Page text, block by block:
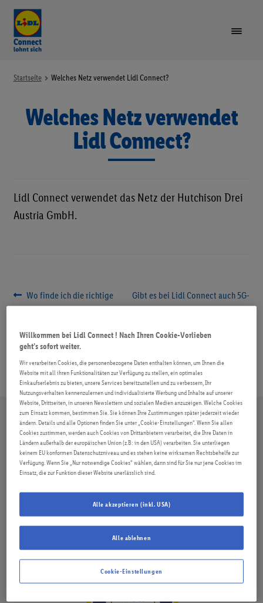
VORTEILE
TARIFE & GERÄTE
SIM-KARTE REGISTRIEREN
Startseite Welches Netz verwendet Lidl Connect?
Welches Netz verwendet
Lidl Connect?
Lidl Connect verwendet das Netz der Hutchison Drei
Austria GmbH.
Beitragsnavigation
Vorheriger
Beitrag:
Wo finde ich die richtige
Nächster
Beitrag:
Gibt es bei Lidl Connect auch 5G-
Willkommen bei Lidl Connect ! Nach Ihren Cookie-Vorlieben
geht’s sofort weiter.
Wir verarbeiten Cookies, die personenbezogene Daten enthalten können, um Ihnen die
Website mit all ihren Funktionalitäten zur Verfügung zu stellen, ein optimales
Einkaufserlebnis zu bieten, unsere Services bereitzustellen und zu verbessern, Ihr
Nutzungsverhalten kennenzulernen und individualisierte Werbung und Inhalte auf unserer
Website, Drittseiten, in unseren Newslettern und sozialen Medien anzuzeigen. Welche Cookies
zum Einsatz kommen, bestimmen Sie. Sie können Ihre Zustimmungen später jederzeit wieder
ändern. Details und alle Optionen finden Sie unter „Cookie-Einstellungen“. Wenn Sie allen
Cookies zustimmen, werden auch Cookies von Drittanbietern verarbeitet, die Ihre Daten in
Ländern außerhalb der europäischen Union (z.B: in den USA) verarbeiten. Sie unterliegen
keinem EU konformen Datenschutzniveau und es stehen keine wirksamen Rechtsbehelfe zur
Verfügung. Wenn Sie „Nur notwendige Cookies“ wählen, dann sind für Sie nur jene Cookies im
Einsatz, die zur Funktion dieser Website unerlässlich sind.
Alle ablehnen
Alle akzeptieren (inkl. USA)
Cookie-Einstellungen